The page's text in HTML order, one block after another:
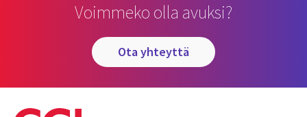
Voimmeko olla avuksi?
ota yhteyttä